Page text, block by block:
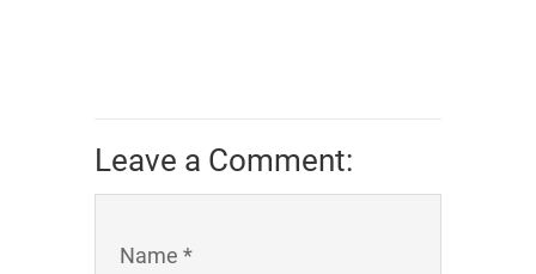
Leave a Comment:
Name *